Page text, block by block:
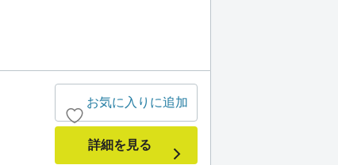
お気に入りに追加
詳細を見る